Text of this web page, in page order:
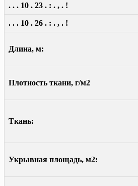
. . . 10 . 23 . : . , . !
. . . 10 . 26 . : . , . !
Длина, м:
Плотность ткани, г/м2
Ткань:
Укрывная площадь, м2: